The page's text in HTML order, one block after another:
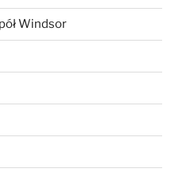
Windsor